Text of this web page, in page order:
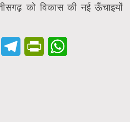
को विकास की नई ऊँचाइयों
MessengerTelegramPrintFriendly